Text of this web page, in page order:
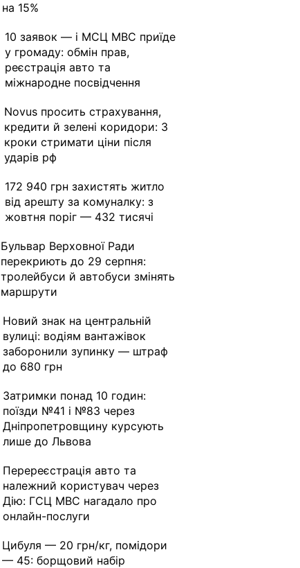
на 15%
10 заявок — і МСЦ МВС приїде
у громаду: обмін прав,
реєстрація авто та
міжнародне посвідчення
Novus просить страхування,
кредити й зелені коридори: 3
кроки стримати ціни після
ударів рф
172 940 грн захистять житло
від арешту за комуналку: з
жовтня поріг — 432 тисячі
Бульвар Верховної Ради
перекриють до 29 серпня:
тролейбуси й автобуси змінять
маршрути
Новий знак на центральній
вулиці: водіям вантажівок
заборонили зупинку — штраф
до 680 грн
Затримки понад 10 годин:
поїзди №41 і №83 через
Дніпропетровщину курсують
лише до Львова
Перереєстрація авто та
належний користувач через
Дію: ГСЦ МВС нагадало про
онлайн-послуги
Цибуля — 20 грн/кг, помідори
— 45: борщовий набір